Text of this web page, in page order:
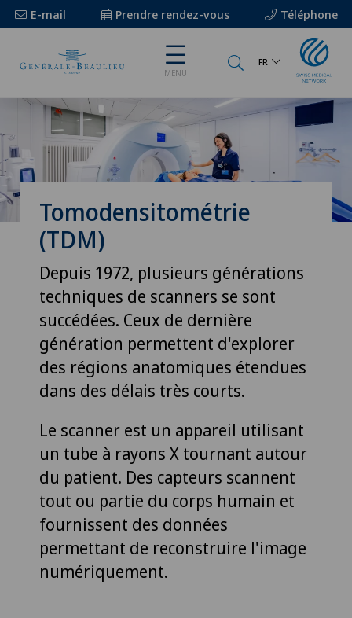
E-mail Prendre rendez-vous Téléphone
MENU
FR
Tomodensitométrie
(TDM)
Depuis 1972, plusieurs générations
techniques de scanners se sont
succédées. Ceux de dernière
génération permettent d'explorer
des régions anatomiques étendues
dans des délais très courts.
Le scanner est un appareil utilisant
un tube à rayons X tournant autour
du patient. Des capteurs scannent
tout ou partie du corps humain et
fournissent des données
permettant de reconstruire l'image
numériquement.